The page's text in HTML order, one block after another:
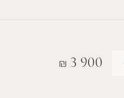
₪ 3 900